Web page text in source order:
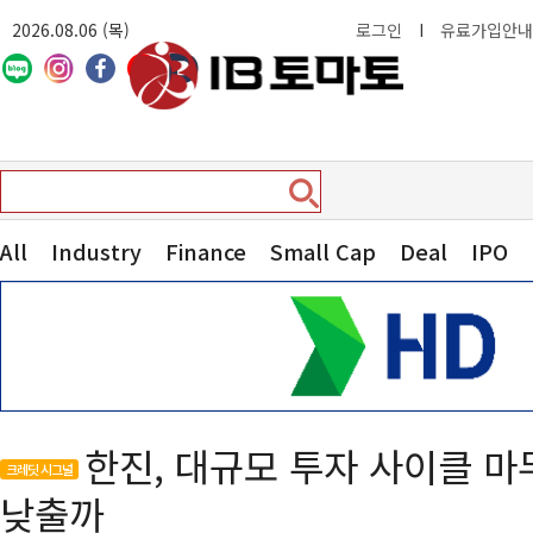
2026.08.06 (목) 로그인 I 유료가입안내
All Industry Finance Small Cap Deal IPO
크레딧 시그널
한진, 대규모 투자 사이클
낮출까